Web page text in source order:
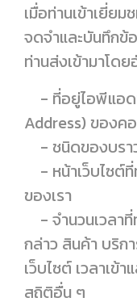
เมื่อท่านเข้าเยี่ยม
จดจำและบันทึกข้
ท่านส่งเข้ามาโด
- ที่อยู่ไอพีแอด
Address) ของค
- ชนิดของบรา
- หน้าเว็บไซต์ที่
ของเรา
- จำนวนเวลาที่
กล่าว สินค้า บริก
เว็บไซต์ เวลาเข้
สถิติอื่น ๆ